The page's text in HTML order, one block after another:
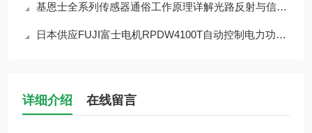
基恩士全系列传感器通俗工作原理详解光路反射与信号转化
日本供应FUJI富士电机RPDW4100T自动控制电力功能调整器
详细介绍 在线留言